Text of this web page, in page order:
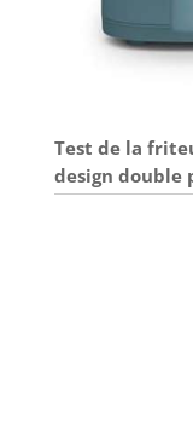
Test de la
design